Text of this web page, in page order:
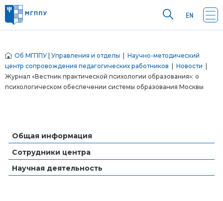
Об МГППУ Управления и отделы
Научно-методический
центр сопровождения педагогических работников
Новости
Журнал «Вестник практической психологии образования»: о
психологическом обеспечении системы образования Москвы
Общая информация
Сотрудники центра
Научная деятельность